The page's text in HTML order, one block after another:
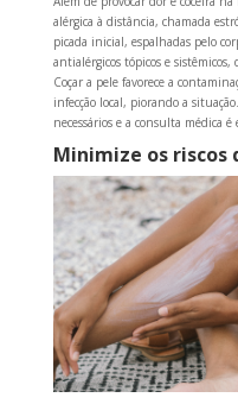
alérgica à distância, chamada
picada inicial, espalhadas pelo
antialérgicos tópicos e
Coçar a pele favorece a
infecção local, piorando a
necessários e a consulta médica é
Minimize os riscos